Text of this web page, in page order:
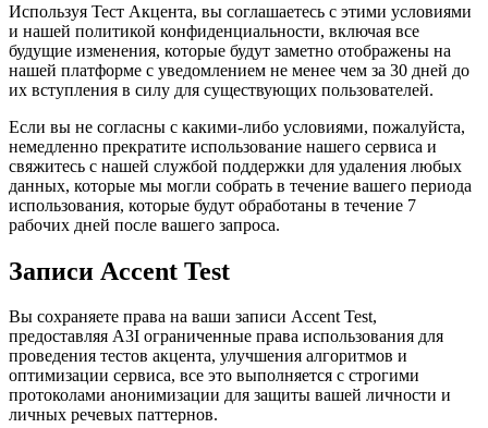
Используя Тест Акцента, вы соглашаетесь с этими условиями
и нашей политикой конфиденциальности, включая все
будущие изменения, которые будут заметно отображены на
нашей платформе с уведомлением не менее чем за 30 дней до
их вступления в силу для существующих пользователей.
Если вы не согласны с какими-либо условиями, пожалуйста,
немедленно прекратите использование нашего сервиса и
свяжитесь с нашей службой поддержки для удаления любых
данных, которые мы могли собрать в течение вашего периода
использования, которые будут обработаны в течение 7
рабочих дней после вашего запроса.
Записи Accent Test
Вы сохраняете права на ваши записи Accent Test,
предоставляя A3I ограниченные права использования для
проведения тестов акцента, улучшения алгоритмов и
оптимизации сервиса, все это выполняется с строгими
протоколами анонимизации для защиты вашей личности и
личных речевых паттернов.